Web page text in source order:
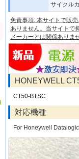
サイクル
免責事項: 本サイトで販
ありません。当サイトで
メーカーとは関係ありま
HONEYWELL
CT50-BTSC
対応機種
For Honeywell